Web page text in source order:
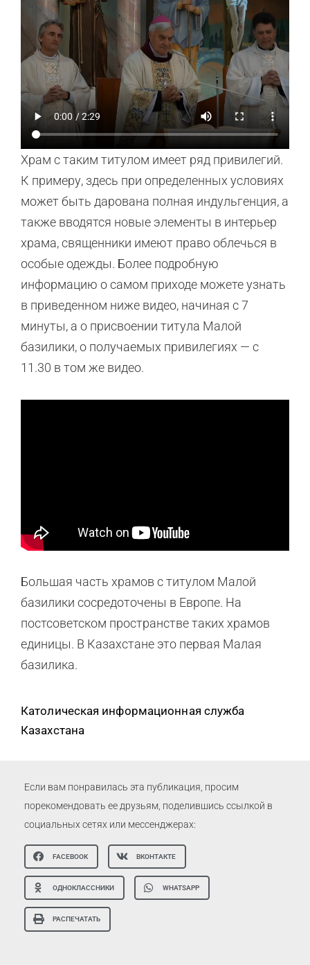
Храм с таким титулом имеет ряд привилегий.
К примеру, здесь при определенных условиях
может быть дарована полная индульгенция, а
также вводятся новые элементы в интерьер
храма, священники имеют право облечься в
особые одежды. Более подробную
информацию о самом приходе можете узнать
в приведенном ниже видео, начиная с 7
минуты, а о присвоении титула Малой
базилики, о получаемых привилегиях — с
11.30 в том же видео.
Большая часть храмов с титулом Малой
базилики сосредоточены в Европе. На
постсоветском пространстве таких храмов
единицы. В Казахстане это первая Малая
базилика.
Католическая информационная служба
Казахстана
Если вам понравилась эта публикация, просим
порекомендовать ее друзьям, поделившись ссылкой в
социальных сетях или мессенджерах:
FACEBOOK ВКОНТАКТЕ
ОДНОКЛАССНИКИ WHATSAPP
РАСПЕЧАТАТЬ